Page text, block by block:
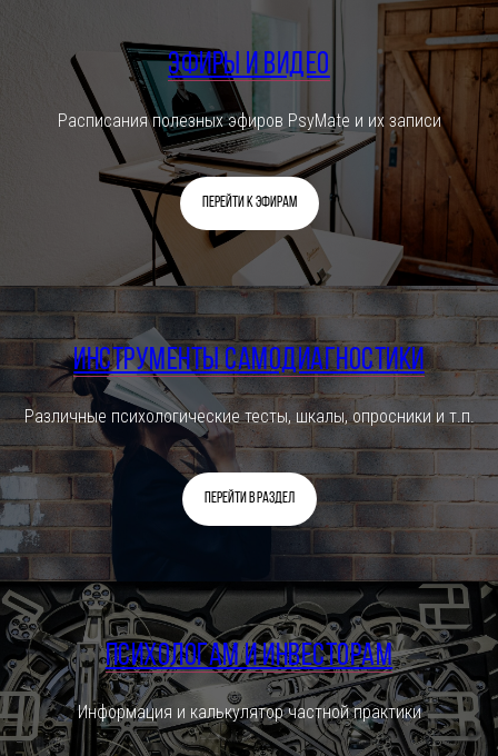
Эфиры и видео
Расписания полезных эфиров PsyMate и их записи
Перейти к эфирам
Инструменты самодиагностики
Различные психологические тесты, шкалы, опросники и т.п.
Перейти в раздел
Психологам и инвесторам
Информация и калькулятор частной практики